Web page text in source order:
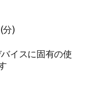
イスに固有の使